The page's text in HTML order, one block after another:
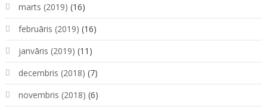
marts (2019) (16)
februāris (2019) (16)
janvāris (2019) (11)
decembris (2018) (7)
novembris (2018) (6)